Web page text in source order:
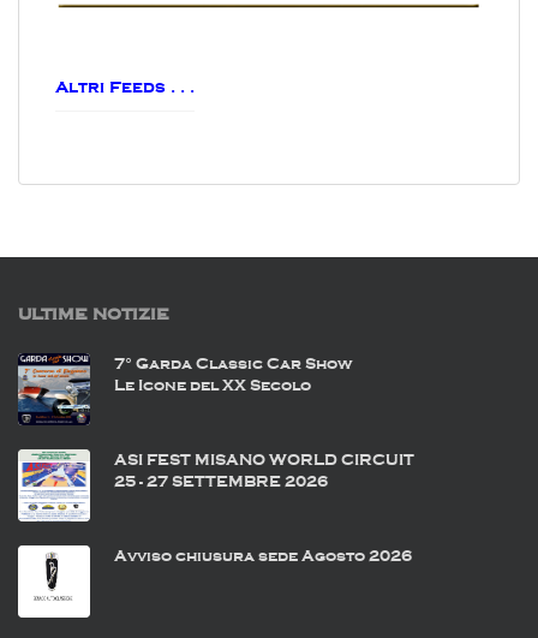
Altri Feeds . . .
ULTIME NOTIZIE
7° Garda Classic Car Show
Le Icone del XX Secolo
ASI FEST MISANO WORLD CIRCUIT
25 - 27 SETTEMBRE 2026
Avviso chiusura sede Agosto 2026